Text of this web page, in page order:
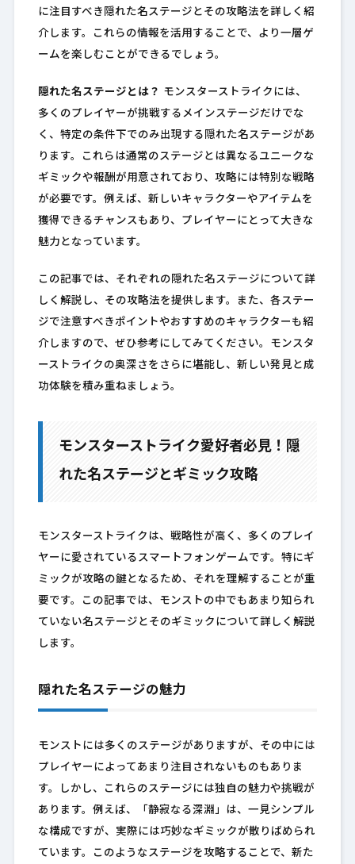
に注目すべき隠れた名ステージとその攻略法を詳しく紹
介します。これらの情報を活用することで、より一層ゲ
ームを楽しむことができるでしょう。
隠れた名ステージとは？ モンスターストライクには、
多くのプレイヤーが挑戦するメインステージだけでな
く、特定の条件下でのみ出現する隠れた名ステージがあ
ります。これらは通常のステージとは異なるユニークな
ギミックや報酬が用意されており、攻略には特別な戦略
が必要です。例えば、新しいキャラクターやアイテムを
獲得できるチャンスもあり、プレイヤーにとって大きな
魅力となっています。
この記事では、それぞれの隠れた名ステージについて詳
しく解説し、その攻略法を提供します。また、各ステー
ジで注意すべきポイントやおすすめのキャラクターも紹
介しますので、ぜひ参考にしてみてください。モンスタ
ーストライクの奥深さをさらに堪能し、新しい発見と成
功体験を積み重ねましょう。
モンスターストライク愛好者必見！隠
れた名ステージとギミック攻略
モンスターストライクは、戦略性が高く、多くのプレイ
ヤーに愛されているスマートフォンゲームです。特にギ
ミックが攻略の鍵となるため、それを理解することが重
要です。この記事では、モンストの中でもあまり知られ
ていない名ステージとそのギミックについて詳しく解説
します。
隠れた名ステージの魅力
モンストには多くのステージがありますが、その中には
プレイヤーによってあまり注目されないものもありま
す。しかし、これらのステージには独自の魅力や挑戦が
あります。例えば、「静寂なる深淵」は、一見シンプル
な構成ですが、実際には巧妙なギミックが散りばめられ
ています。このようなステージを攻略することで、新た